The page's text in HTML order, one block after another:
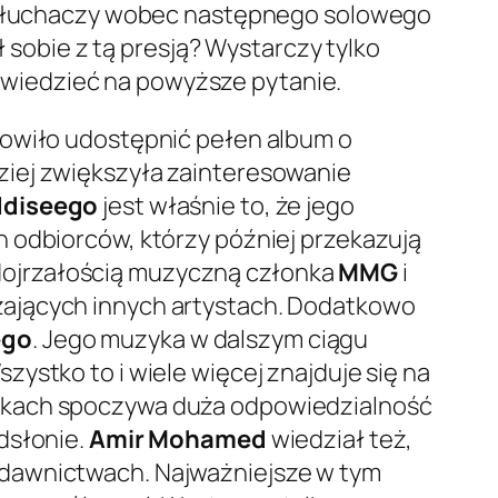
wobec następnego solowego
sobie z tą presją? Wystarczy tylko
na powyższe pytanie.
udostępnić pełen album o
zwiększyła zainteresowanie
jest właśnie to, że jego
odbiorców, którzy później przekazują
muzyczną członkaMMGi
innych artystach. Dodatkowo
. Jego muzyka w dalszym ciągu
to i wiele więcej znajduje się na
spoczywa duża odpowiedzialność
Amir Mohamed wiedział też,
Najważniejsze w tym